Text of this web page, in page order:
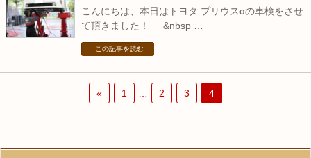
こんにちは、本日はトヨタ プリウスαの車検をさせ
て頂きました！ &nbsp …
この記事を読む
« 1 2 3 4